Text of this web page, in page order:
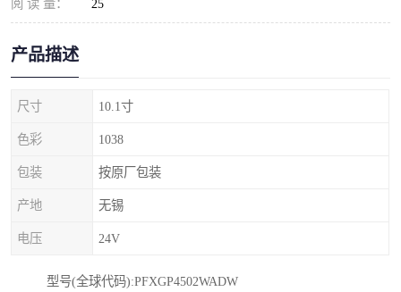
阅 读 量： 25
产品描述
尺寸 10.1寸
色彩 1038
包装 按原厂包装
产地 无锡
电压 24V
型号(全球代码):PFXGP4502WADW